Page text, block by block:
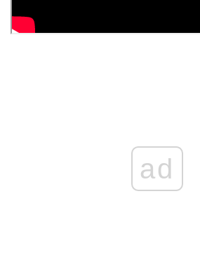
ad